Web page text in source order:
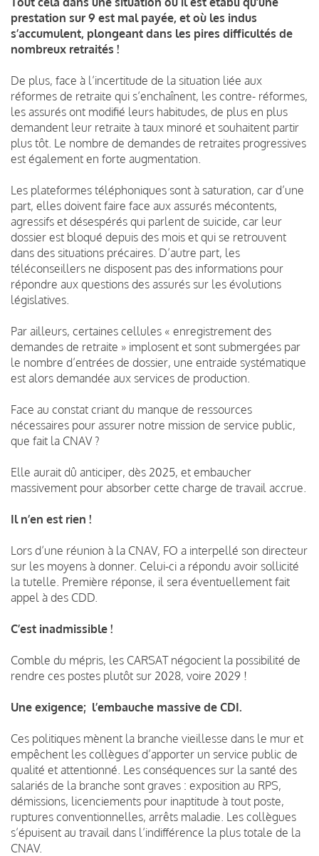
prestation sur 9 est mal payée, et où les indus
s’accumulent, plongeant dans les pires difficultés de
nombreux retraités !
De plus, face à l’incertitude de la situation liée aux
réformes de retraite qui s’enchaînent, les contre- réformes,
les assurés ont modifié leurs habitudes, de plus en plus
demandent leur retraite à taux minoré et souhaitent partir
plus tôt. Le nombre de demandes de retraites progressives
est également en forte augmentation.
Les plateformes téléphoniques sont à saturation, car d’une
part, elles doivent faire face aux assurés mécontents,
agressifs et désespérés qui parlent de suicide, car leur
dossier est bloqué depuis des mois et qui se retrouvent
dans des situations précaires. D’autre part, les
téléconseillers ne disposent pas des informations pour
répondre aux questions des assurés sur les évolutions
législatives.
Par ailleurs, certaines cellules « enregistrement des
demandes de retraite » implosent et sont submergées par
le nombre d’entrées de dossier, une entraide systématique
est alors demandée aux services de production.
Face au constat criant du manque de ressources
nécessaires pour assurer notre mission de service public,
que fait la CNAV ?
Elle aurait dû anticiper, dès 2025, et embaucher
massivement pour absorber cette charge de travail accrue.
Il n’en est rien !
Lors d’une réunion à la CNAV, FO a interpellé son directeur
sur les moyens à donner. Celui-ci a répondu avoir sollicité
la tutelle. Première réponse, il sera éventuellement fait
appel à des CDD.
C’est inadmissible !
Comble du mépris, les CARSAT négocient la possibilité de
rendre ces postes plutôt sur 2028, voire 2029 !
Une exigence; l’embauche massive de CDI.
Ces politiques mènent la branche vieillesse dans le mur et
empêchent les collègues d’apporter un service public de
qualité et attentionné. Les conséquences sur la santé des
salariés de la branche sont graves : exposition au RPS,
démissions, licenciements pour inaptitude à tout poste,
ruptures conventionnelles, arrêts maladie. Les collègues
s’épuisent au travail dans l’indifférence la plus totale de la
CNAV.